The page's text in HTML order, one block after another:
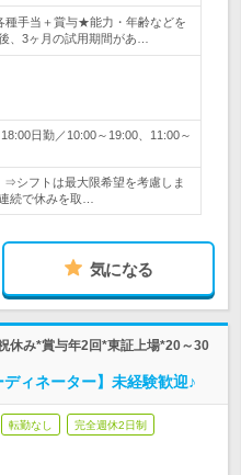
種手当＋賞与★能力・年齢などを
、3ヶ月の試用期間があ…
日勤／10:00～19:00、11:00～
シフトは最大限希望を考慮しま
続で休みを取…
気になる
休み*賞与年2回*東証上場*20～30
ィネーター】未経験歓迎♪
転勤なし 完全週休2日制